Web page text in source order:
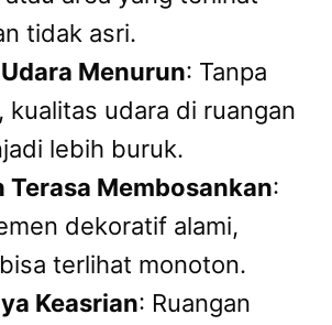
tidak asri.
Menurun: Tanpa
kualitas udara di ruangan
lebih buruk.
Terasa Membosankan:
dekoratif alami,
terlihat monoton.
Keasrian: Ruangan